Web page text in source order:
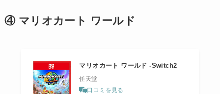
④ マリオカート ワールド
マリオカート ワールド -Switch2
任天堂
口コミを見る